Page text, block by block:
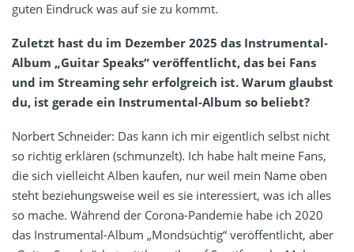
guten Eindruck was auf sie zu kommt.
Zuletzt hast du im Dezember 2025 das Instrumental-
Album „Guitar Speaks“ veröffentlicht, das bei Fans
und im Streaming sehr erfolgreich ist. Warum glaubst
du, ist gerade ein Instrumental-Album so beliebt?
Norbert Schneider: Das kann ich mir eigentlich selbst nicht
so richtig erklären (schmunzelt). Ich habe halt meine Fans,
die sich vielleicht Alben kaufen, nur weil mein Name oben
steht beziehungsweise weil es sie interessiert, was ich alles
so mache. Während der Corona-Pandemie habe ich 2020
das Instrumental-Album „Mondsüchtig“ veröffentlicht, aber